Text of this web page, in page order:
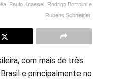
Paulo Knaesel, Rodrigo Bortolini e
Rubens Schneider.
com mais de três
e principalmente no